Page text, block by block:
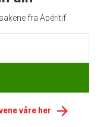
fra Apéritif
våre her